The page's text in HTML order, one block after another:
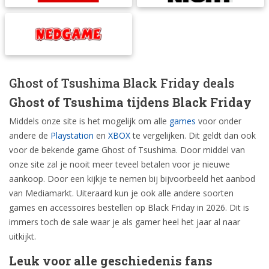
Ghost of Tsushima Black Friday deals
Ghost of Tsushima tijdens Black Friday
Middels onze site is het mogelijk om alle games voor onder
andere de Playstation en XBOXte vergelijken. Dit geldt dan ook
voor de bekende game Ghost of Tsushima. Door middel van
onze site zal je nooit meer teveel betalen voor je nieuwe
aankoop. Door een kijkje te nemen bij bijvoorbeeld het aanbod
van Mediamarkt. Uiteraard kun je ook alle andere soorten
games en accessoires bestellen op Black Friday in 2026. Dit is
immers toch de sale waar je als gamer heel het jaar al naar
uitkijkt.
Leuk voor alle geschiedenis fans